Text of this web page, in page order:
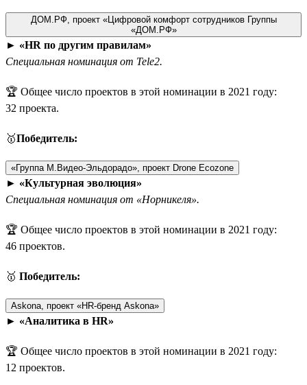
ДОМ.РФ, проект «Цифровой комфорт сотрудников Группы
«ДОМ.РФ»
► «HR по другим правилам»
Специальная номинация от Tele2.
🏆 Общее число проектов в этой номинации в 2021 году:
32 проекта.
🥇Победитель:
«Группа М.Видео-Эльдорадо», проект Drone Ecozone
► «Культурная эволюция»
Специальная номинация от «Норникеля».
🏆 Общее число проектов в этой номинации в 2021 году:
46 проектов.
🥇 Победитель:
Askona, проект «HR-бренд Askona»
► «Аналитика в HR»
🏆 Общее число проектов в этой номинации в 2021 году:
12 проектов.